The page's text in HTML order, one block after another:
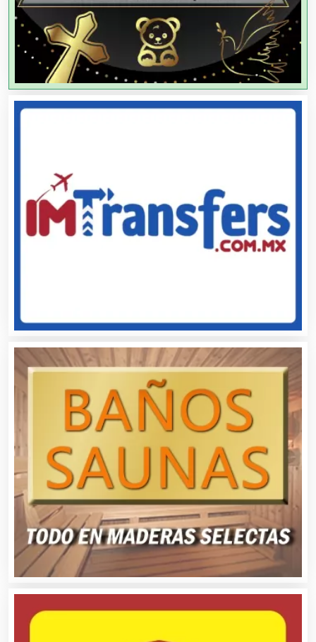
Agencias de Viajes
Agricultores
Agua Purificada
Aire Acondicionado
Albercas
Alimentos
Almacenaje
Alquiler de Autos
Alquiler de Equipos para Fiestas
Alquiler de Sillas y Mesas